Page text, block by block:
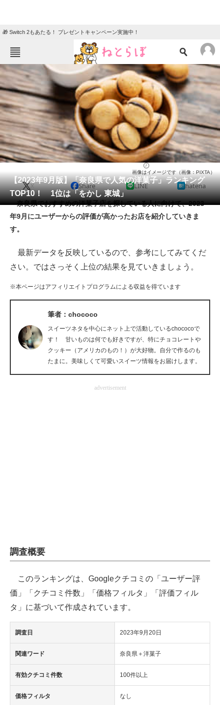
🎁 Switch 2もあたる！ プレゼントキャンペーン実施中！
ねとらぼメニュー
TOP ニュース
エンタメ クイズ
グルメ 地域
住まい 教育・育児
動物 リサーチ
会員記事
メディア
注目記事を集めた総合ページ
スマホと通信の最新トレンド
進化するPCとデバイスの未来
ビジネスと働き方のヒント
AI活用のいまが分かる
経営リーダーのコミュニティ
電子設計の基本と応用
エネルギーの専門メディア
建設×テクノロジーの最前線
ちょっと気になるネットの話題
【2023年9月版】「奈良県で人気の洋菓子」ランキング
TOP10！ 1位は「をかし 東城」
画像はイメージです（画像：PIXTA）
X Share LINE hatena
奈良県でおすすめの洋菓子店を探している人に向けて、2023
年9月にユーザーからの評価が高かったお店を紹介していきま
す。
最新データを反映しているので、参考にしてみてくだ
さい。ではさっそく上位の結果を見ていきましょう。
※本ページはアフィリエイトプログラムによる収益を得ています
筆者：chococo
スイーツネタを中心にネット上で活動しているchococoで
す！ 甘いものは何でも好きですが、特にチョコレートや
クッキー（アメリカのもの！）が大好物。自分で作るのも
たまに。美味しくて可愛いスイーツ情報をお届けします。
advertisement
調査概要
このランキングは、Googleクチコミの「ユーザー評
価」「クチコミ件数」「価格フィルタ」「評価フィル
タ」に基づいて作成されています。
調査日 2023年9月20日
関連ワード 奈良県＋洋菓子
有効クチコミ件数 100件以上
価格フィルタ なし